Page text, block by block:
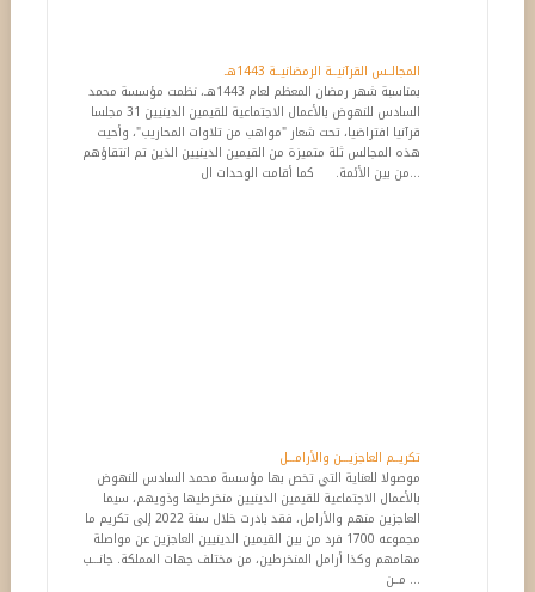
المجالــس القرآنيــة الرمضانيــة 1443هـ
بمناسبة شهر رمضان المعظم لعام 1443هـ، نظمت مؤسسة محمد
السادس للنهوض بالأعمال الاجتماعية للقيمين الدينيين 31 مجلسا
قرآنيا افتراضيا، تحت شعار "مواهب من تلاوات المحاريب"، وأحيت
هذه المجالس ثلة متميزة من القيمين الدينيين الذين تم انتقاؤهم
من بين الأئمة. كما أقامت الوحدات ال...
تكريــم العاجزيـــن والأرامـــل
موصولا للعناية التي تخص بها مؤسسة محمد السادس للنهوض
بالأعمال الاجتماعية للقيمين الدينيين منخرطيها وذويهم، سيما
العاجزين منهم والأرامل، فقد بادرت خلال سنة 2022 إلى تكريم ما
مجموعه 1700 فرد من بين القيمين الدينيين العاجزين عن مواصلة
مهامهم وكذا أرامل المنخرطين، من مختلف جهات المملكة. جانـــب
مــن ...